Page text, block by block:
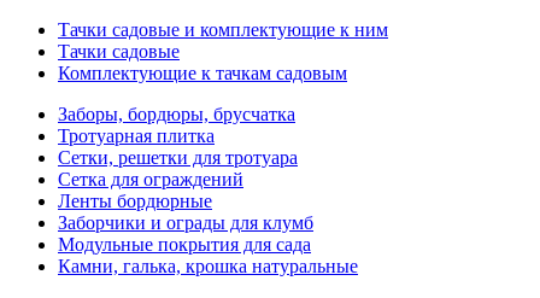
Тачки садовые и комплектующие к ним
Тачки садовые
Комплектующие к тачкам садовым
Заборы, бордюры, брусчатка
Тротуарная плитка
Сетки, решетки для тротуара
Сетка для ограждений
Ленты бордюрные
Заборчики и ограды для клумб
Модульные покрытия для сада
Камни, галька, крошка натуральные